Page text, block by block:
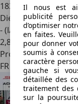
183 500 km
Diesel
- (l/100 km)
2,8
Professionnel
FR 38230Tignieu-
Il nous est
publicité
d’optimiser
en faites.
pour donner
soumis à
caractère
gauche si
détaillée des
traitement des
sur la